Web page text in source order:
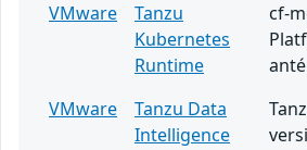
VMware
Tanzu
Kubernetes
Runtime
cf-
VMware
Tanzu Data
Intelligence